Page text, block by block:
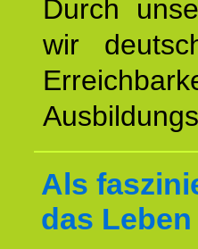
Durch
wir
Als
das